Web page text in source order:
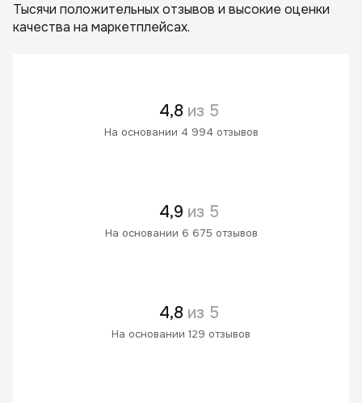
Тысячи положительных отзывов и высокие оценки
качества на маркетплейсах.
4,8 из 5
На основании 4 994 отзывов
4,9 из 5
На основании 6 675 отзывов
4,8 из 5
На основании 129 отзывов